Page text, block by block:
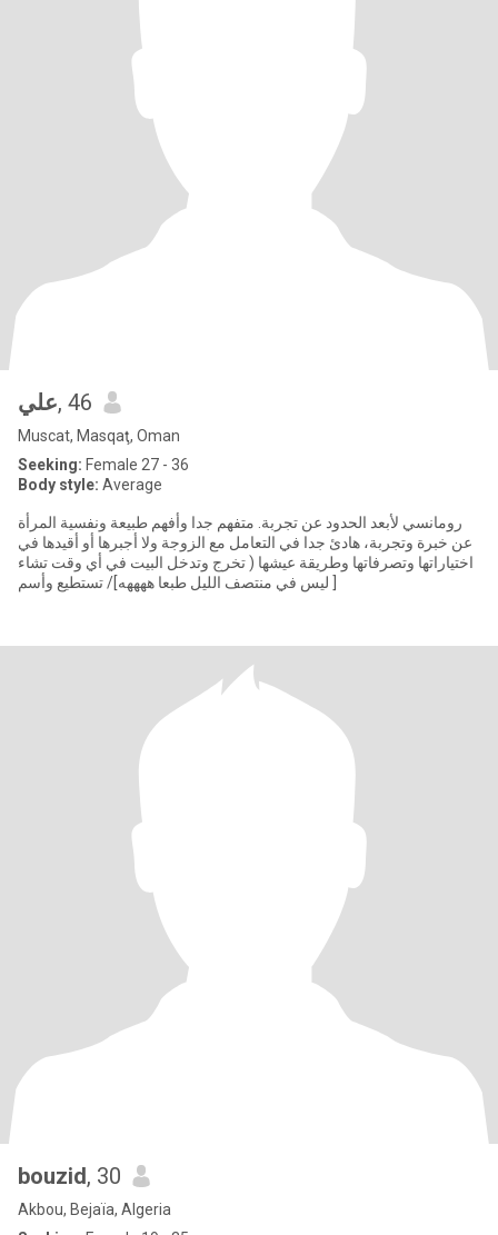
علي, 46
Muscat, Masqaţ, Oman
Seeking: Female 27 - 36
Body style: Average
رومانسي لأبعد الحدود عن تجربة. متفهم جدا وأفهم طبيعة ونفسية المرأة
عن خبرة وتجربة، هادئ جدا في التعامل مع الزوجة ولا أجبرها أو أقيدها في
اختياراتها وتصرفاتها وطريقة عيشها ( تخرج وتدخل البيت في أي وقت تشاء
[ ليس في منتصف الليل طبعا ههههه]/ تستطيع وأسم
bouzid, 30
Akbou, Bejaïa, Algeria